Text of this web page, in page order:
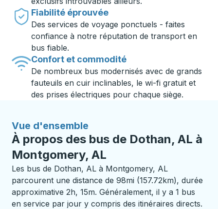
Fiabilité éprouvée
Des services de voyage ponctuels - faites
confiance à notre réputation de transport en
bus fiable.
Confort et commodité
De nombreux bus modernisés avec de grands
fauteuils en cuir inclinables, le wi-fi gratuit et
des prises électriques pour chaque siège.
Vue d'ensemble
À propos des bus de Dothan, AL à
Montgomery, AL
Les bus de Dothan, AL à Montgomery, AL
parcourent une distance de 98mi (157.72km), durée
approximative 2h, 15m. Généralement, il y a 1 bus
en service par jour y compris des itinéraires directs.